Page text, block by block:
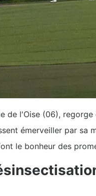
de l'Oise (06),
émerveiller par sa
le bonheur des